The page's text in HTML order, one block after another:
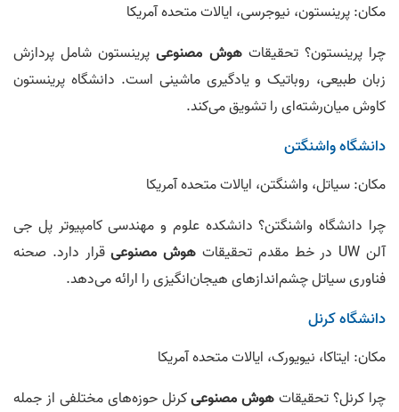
مکان: پرینستون، نیوجرسی، ایالات متحده آمریکا
چرا پرینستون؟ تحقیقاتهوش مصنوعیپرینستون شامل پردازش
زبان طبیعی، روباتیک و یادگیری ماشینی است. دانشگاه پرینستون
کاوش میان‌رشته‌ای را تشویق می‌کند.
دانشگاه واشنگتن
مکان: سیاتل، واشنگتن، ایالات متحده آمریکا
چرا دانشگاه واشنگتن؟ دانشکده علوم و مهندسی کامپیوتر پل جی
آلن UW در خط مقدم تحقیقات
هوش مصنوعیقرار دارد. صحنه
فناوری سیاتل چشم‌اندازهای هیجان‌انگیزی را ارائه می‌دهد.
دانشگاه کرنل
مکان: ایتاکا، نیویورک، ایالات متحده آمریکا
چرا کرنل؟ تحقیقاتهوش مصنوعیکرنل حوزه‌های مختلفی از جمله